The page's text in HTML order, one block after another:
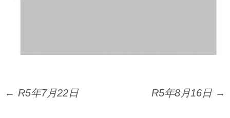
投
← R5年7月22日 R5年8月16日 →